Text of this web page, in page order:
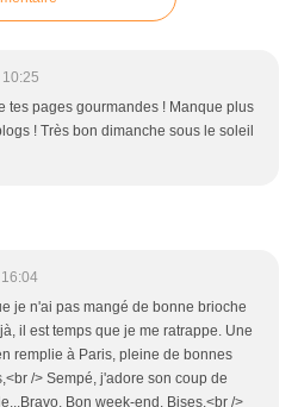
tes pages gourmandes ! Manque plus
! Très bon dimanche sous le soleil
je n'ai pas mangé de bonne brioche
il est temps que je me ratrappe. Une
remplie à Paris, pleine de bonnes
/> Sempé, j'adore son coup de
Bon week-end. Bises.<br />